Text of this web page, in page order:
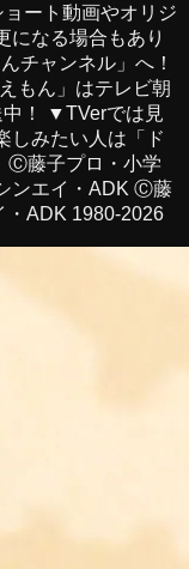
ート動画やオリジ
なる場合もあり
チャンネル」へ！
もん」はテレビ朝
！ ▼TVerでは見
しみたい人は「ド
Ⓒ藤子プロ・小学
ンエイ・ADK Ⓒ藤
・ADK 1980-2026